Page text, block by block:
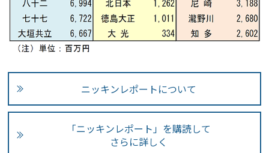
ニッキンレポートについて
「ニッキンレポート」を購読して
さらに詳しく